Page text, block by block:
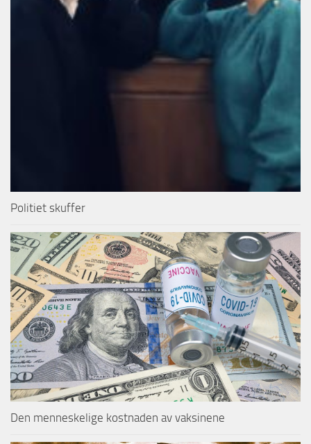
Politiet skuffer
Den menneskelige kostnaden av vaksinene